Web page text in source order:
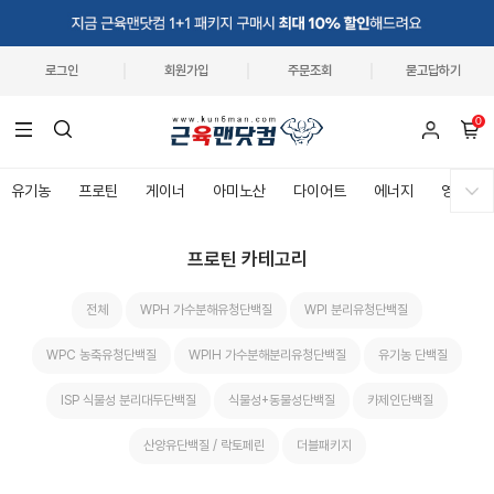
로그인 회원가입 주문조회 묻고답하기
0
유기농 프로틴 게이너 아미노산 다이어트 에너지 영양제
프로틴 카테고리
전체 WPH 가수분해유청단백질 WPI 분리유청단백질
WPC 농축유청단백질 WPIH 가수분해분리유청단백질 유기농 단백질
ISP 식물성 분리대두단백질 식물성+동물성단백질 카제인단백질
산양유단백질 / 락토페린 더블패키지